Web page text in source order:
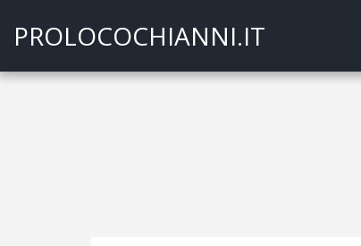
PROLOCOCHIANNI.IT